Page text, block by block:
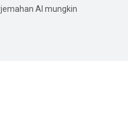
AI mungkin